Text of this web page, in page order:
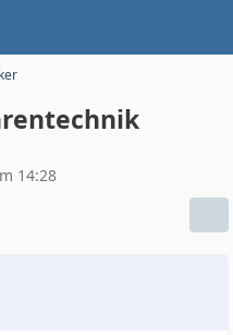
14:28